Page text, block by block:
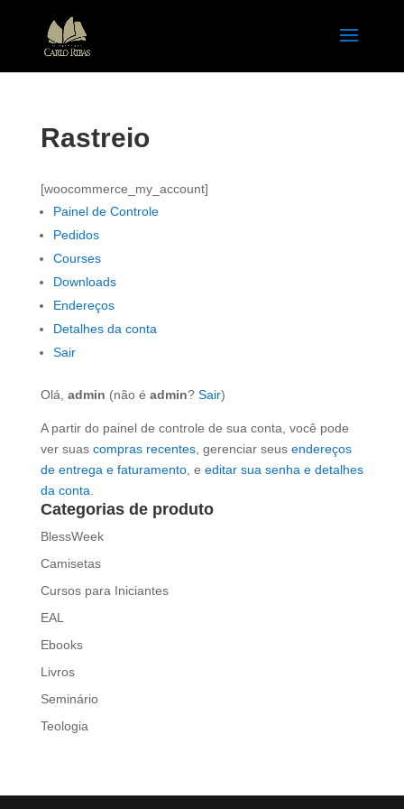
Rastreio
[woocommerce_my_account]
Painel de Controle
Pedidos
Courses
Downloads
Endereços
Detalhes da conta
Sair
Olá, admin (não é admin? Sair)
A partir do painel de controle de sua conta, você pode
ver suas compras recentes, gerenciar seus endereços
de entrega e faturamento, e editar sua senha e detalhes
da conta
Categorias de produto
BlessWeek
Camisetas
Cursos para Iniciantes
EAL
Ebooks
Livros
Seminário
Teologia